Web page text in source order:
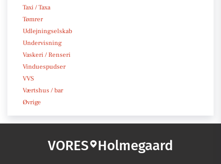
Taxi / Taxa
Tømrer
Udlejningselskab
Undervisning
Vaskeri / Renseri
Vinduespudser
VVS
Værtshus / bar
Øvrige
VORES Holmegaard